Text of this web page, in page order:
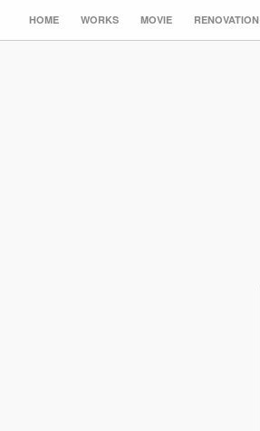
HOME WORKS MOVIE RENOVATION